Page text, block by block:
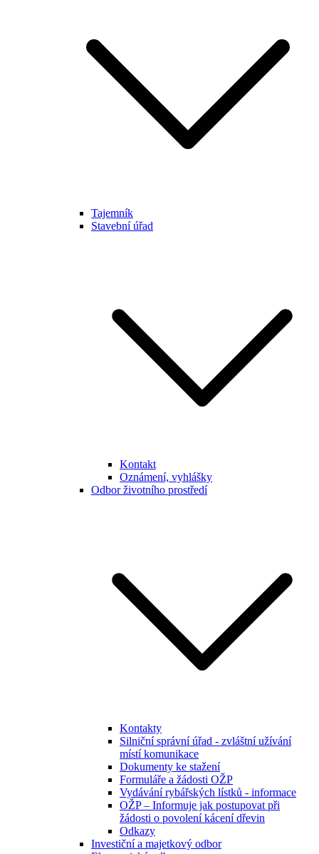
Tajemník
Stavební úřad
Kontakt
Oznámení, vyhlášky
Odbor životního prostředí
Kontakty
Silniční správní úřad - zvláštní užívání
místí komunikace
Dokumenty ke stažení
Formuláře a žádosti OŽP
Vydávání rybářských lístků - informace
OŽP – Informuje jak postupovat při
žádosti o povolení kácení dřevin
Odkazy
Investiční a majetkový odbor